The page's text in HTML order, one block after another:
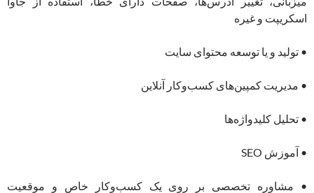
اسکریپت و غیره
• تولید و یا توسعه محتوای سایت
• مدیریت کمپین‌های کسب‌وکار آنلاین
• تحلیل کلیدواژه‌ها
• آموزش SEO
• مشاوره تخصصی بر روی یک کسب‌وکار خاص و موقعیت